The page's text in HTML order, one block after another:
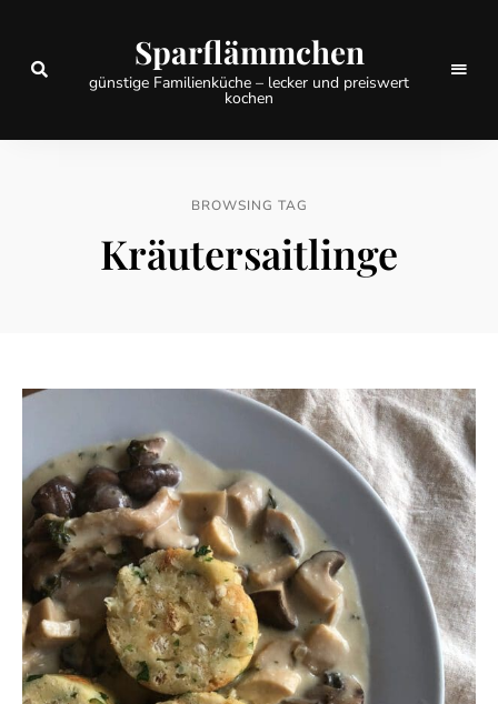
Sparflämmchen
günstige Familienküche – lecker und preiswert
kochen
BROWSING TAG
Kräutersaitlinge